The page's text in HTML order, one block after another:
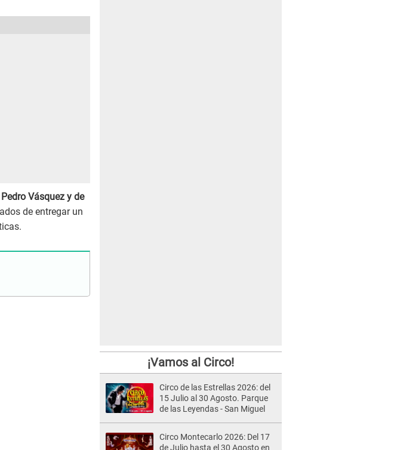
Vásquez y de
de entregar un
¡Vamos al Circo!
Circo de las Estrellas 2026: del
15 Julio al 30 Agosto. Parque
de las Leyendas - San Miguel
Circo Montecarlo 2026: Del 17
de Julio hasta el 30 Agosto en